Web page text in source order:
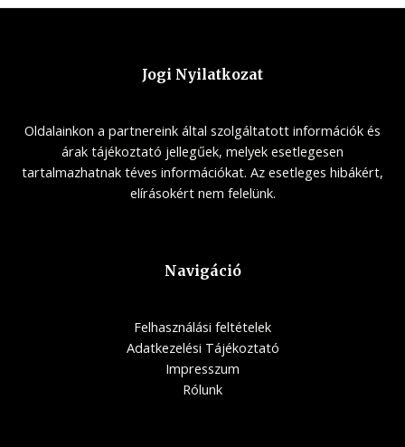
o
Jogi Nyilatkozat
Oldalainkon a partnereink által szolgáltatott információk és
árak tájékoztató jellegűek, melyek esetlegesen
tartalmazhatnak téves információkat. Az esetleges hibákért,
elírásokért nem felelünk.
Navigáció
Felhasználási feltételek
Adatkezelési Tájékoztató
Impresszum
Rólunk